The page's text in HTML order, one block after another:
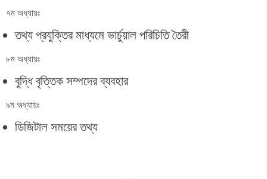
৭ম অধ্যায়ঃ
তথ্য প্রযুক্তির মাধ্যমে ভার্চুয়াল পরিচিতি তৈরী
৮ম অধ্যায়ঃ
বুদ্ধি বৃত্তিক সম্পদের ব্যবহার
৯ম অধ্যায়ঃ
ডিজিটাল সময়ের তথ্য